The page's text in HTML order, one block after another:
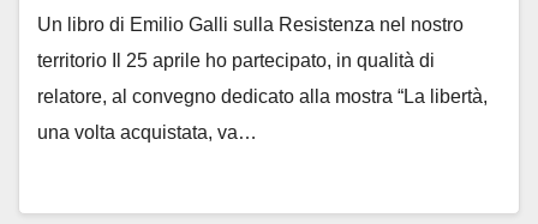
Un libro di Emilio Galli sulla Resistenza nel nostro
territorio Il 25 aprile ho partecipato, in qualità di
relatore, al convegno dedicato alla mostra “La libertà,
una volta acquistata, va…